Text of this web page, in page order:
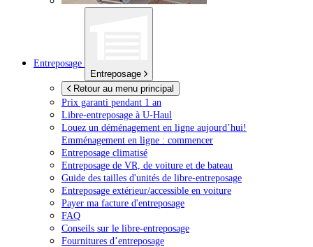
Entreposage
Entreposage
Retour au menu principal
Prix garanti pendant 1 an
Libre-entreposage à U-Haul
Louez un déménagement en ligne aujourd’hui!
Emménagement en ligne : commencer
Entreposage climatisé
Entreposage de VR, de voiture et de bateau
Guide des tailles d'unités de libre-entreposage
Entreposage extérieur/accessible en voiture
Payer ma facture d'entreposage
FAQ
Conseils sur le libre-entreposage
Fournitures d’entreposage